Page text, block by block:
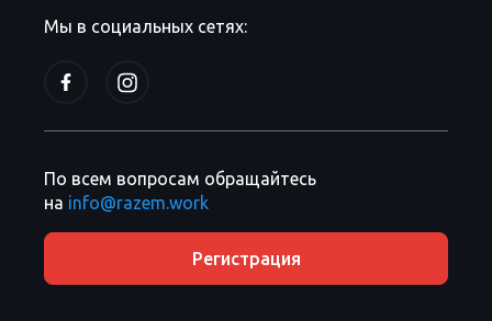
Мы в социальных сетях:
По всем вопросам обращайтесь
на info@razem.work
Регистрация